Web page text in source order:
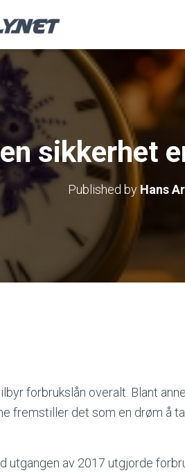
sikkerhet
Published by Hans
forbrukslån overalt. Blant
fremstiller det som en drøm å
utgangen av 2017 utgjorde